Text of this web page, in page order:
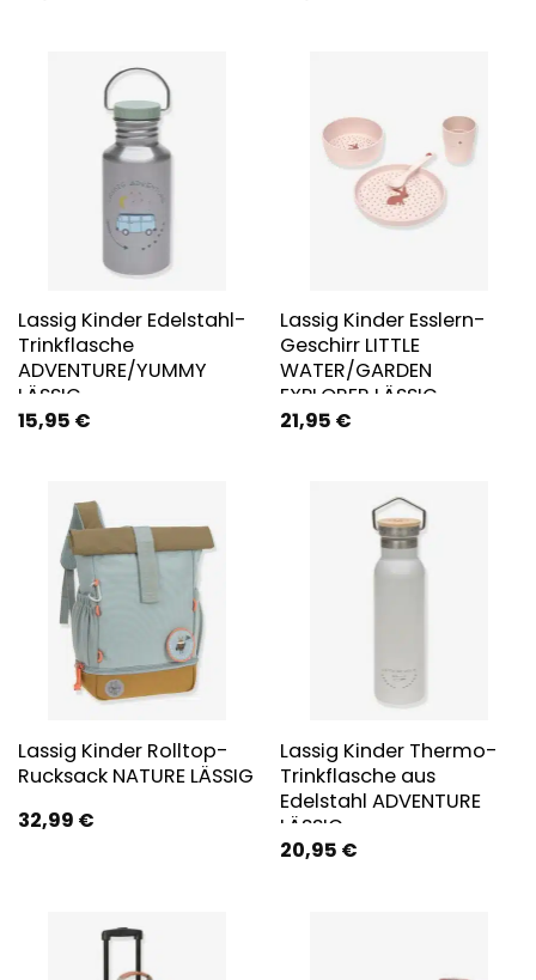
Lassig Kinder Edelstahl-
Trinkflasche
ADVENTURE/YUMMY
LÄSSIG
15,95 €
Lassig Kinder Esslern-
Geschirr LITTLE
WATER/GARDEN
EXPLORER LÄSSIG
21,95 €
Lassig Kinder Rolltop-
Rucksack NATURE LÄSSIG
32,99 €
Lassig Kinder Thermo-
Trinkflasche aus
Edelstahl ADVENTURE
LÄSSIG
20,95 €